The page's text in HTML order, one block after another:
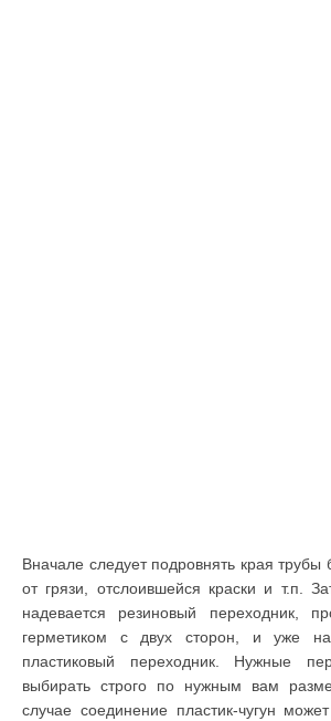
Вначале следует подровнять края трубы
от грязи, отслоившейся краски и т.п.
надевается резиновый переходник,
герметиком с двух сторон, и уже на
пластиковый переходник. Нужные
выбирать строго по нужным вам
случае соединение пластик-чугун